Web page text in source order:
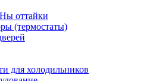
оттайки
(термостаты)
для холодильников